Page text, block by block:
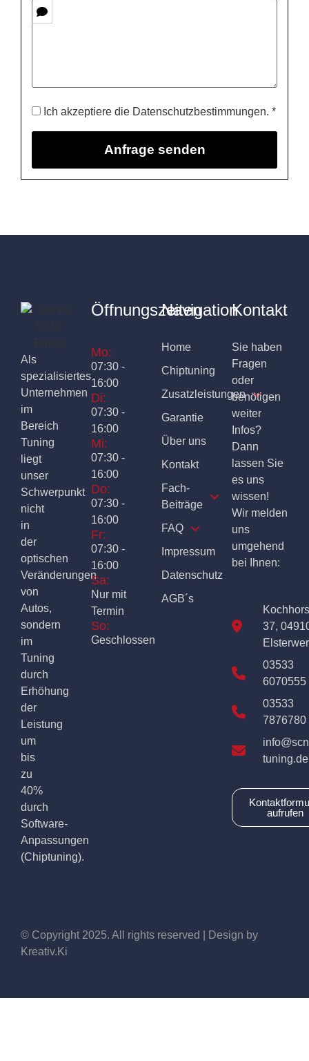
Ich akzeptiere die Datenschutzbestimmungen. *
Als
spezialisiertes
Unternehmen
im
Bereich
Tuning
liegt
unser
Schwerpunkt
nicht
in
der
optischen
Veränderungen
von
Autos,
sondern
im
Tuning
durch
Erhöhung
der
Leistung
um
bis
zu
40%
durch
Software-
Anpassungen
(Chiptuning).
Öffnungszeiten
Mo:
07:30 -
16:00
Di:
07:30 -
16:00
Mi:
07:30 -
16:00
Do:
07:30 -
16:00
Fr:
07:30 -
16:00
Sa:
Nur mit
Termin
So:
Geschlossen
Navigation
Home
Chiptuning
Zusatzleistungen
Garantie
Über uns
Kontakt
Fach-
Beiträge
FAQ
Impressum
Datenschutz
AGB´s
Kontakt
Sie haben
Fragen
oder
benötigen
weiter
Infos?
Dann
lassen Sie
es uns
wissen!
Wir melden
uns
umgehend
bei Ihnen:
37,
03533
6070555
03533
7876780
tuning.de
aufrufen
© Copyright 2025. All rights reserved | Design by
Kreativ.Ki